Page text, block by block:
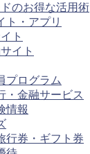
のお得な活用術
ト・アプリ
ト
イト
プログラム
・金融サービス
情報
行券・ギフト券